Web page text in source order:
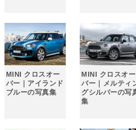
MINI クロスオー
バー｜アイランド
ブルーの写真集
MINI クロスオー
バー｜メルティ
グシルバーの写
集